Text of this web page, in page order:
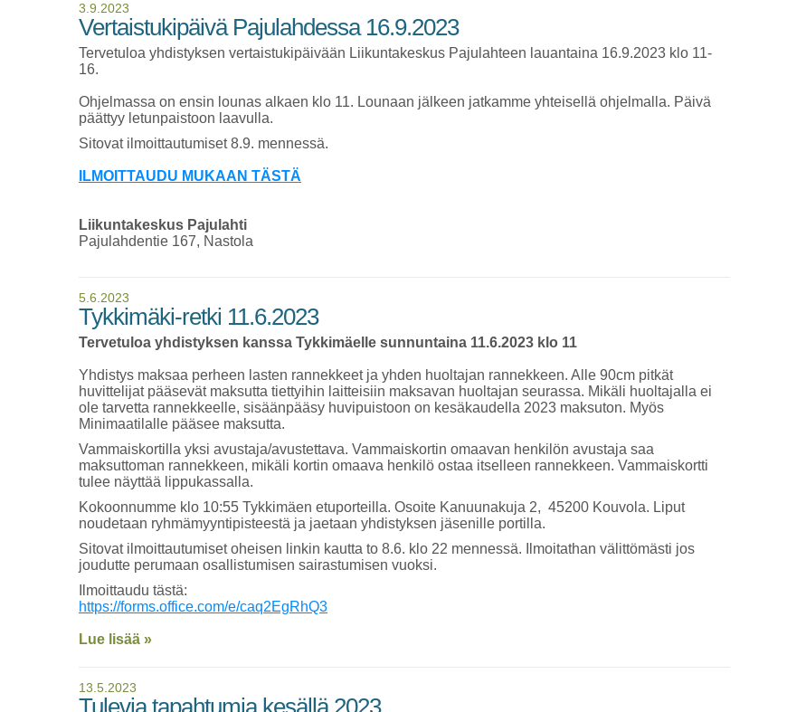
3.9.2023
Vertaistukipäivä Pajulahdessa 16.9.2023
Tervetuloa yhdistyksen vertaistukipäivään Liikuntakeskus Pajulahteen lauantaina 16.9.2023 klo 11-
16.
Ohjelmassa on ensin lounas alkaen klo 11. Lounaan jälkeen jatkamme yhteisellä ohjelmalla. Päivä
päättyy letunpaistoon laavulla.
Sitovat ilmoittautumiset 8.9. mennessä.
ILMOITTAUDU MUKAAN TÄSTÄ
Liikuntakeskus Pajulahti
Pajulahdentie 167, Nastola
5.6.2023
Tykkimäki-retki 11.6.2023
Tervetuloa yhdistyksen kanssa Tykkimäelle sunnuntaina 11.6.2023 klo 11
Yhdistys maksaa perheen lasten rannekkeet ja yhden huoltajan rannekkeen. Alle 90cm pitkät
huvittelijat pääsevät maksutta tiettyihin laitteisiin maksavan huoltajan seurassa. Mikäli huoltajalla ei
ole tarvetta rannekkeelle, sisäänpääsy huvipuistoon on kesäkaudella 2023 maksuton. Myös
Minimaatilalle pääsee maksutta.
Vammaiskortilla yksi avustaja/avustettava. Vammaiskortin omaavan henkilön avustaja saa
maksuttoman rannekkeen, mikäli kortin omaava henkilö ostaa itselleen rannekkeen. Vammaiskortti
tulee näyttää lippukassalla.
Kokoonnumme klo 10:55 Tykkimäen etuporteilla. Osoite Kanuunakuja 2, 45200 Kouvola. Liput
noudetaan ryhmämyyntipisteestä ja jaetaan yhdistyksen jäsenille portilla.
Sitovat ilmoittautumiset oheisen linkin kautta to 8.6. klo 22 mennessä. Ilmoitathan välittömästi jos
joudutte perumaan osallistumisen sairastumisen vuoksi.
Ilmoittaudu tästä:
https://forms.office.com/e/caq2EgRhQ3
Lue lisää »
13.5.2023
Tulevia tapahtumia kesällä 2023